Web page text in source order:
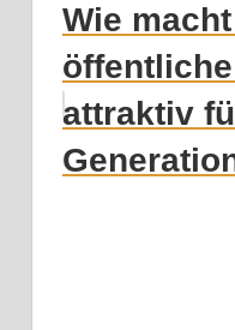
Wie
attraktiv